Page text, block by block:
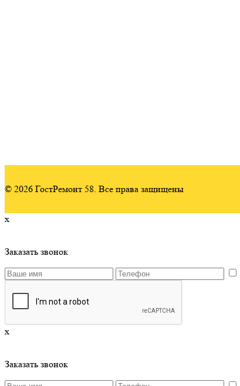
© 2026 ГостРемонт 58. Все права защищены
x
Заказать звонок
x
Заказать звонок